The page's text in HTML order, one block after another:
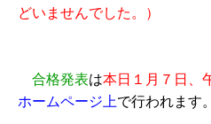
どいませんでした。）
合格発表は本日１月７日、
ホームページ上で行われます。